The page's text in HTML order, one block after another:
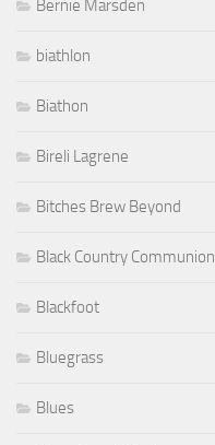
Bernie Marsden
biathlon
Biathon
Bireli Lagrene
Bitches Brew Beyond
Black Country Communion
Blackfoot
Bluegrass
Blues